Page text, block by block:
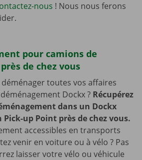
nous ! Nous nous ferons
pour camions de
de chez vous
toutes vos affaires
Dockx ? Récupérez
dans un Dockx
Pick-up Point près de chez vous.
accessibles en transports
venir en voiture ou à vélo ? Pas
laisser votre vélo ou véhicule